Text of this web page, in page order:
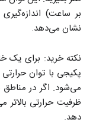
بر ساعت)
نشان می‌دهد.
نکته خرید: برای یک
می‌شود. اگر در مناطق
ظرفیت حرارتی
دهد.